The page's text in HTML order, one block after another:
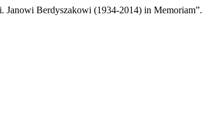
Janowi Berdyszakowi (1934-2014) in Memoriam”.